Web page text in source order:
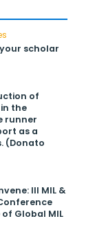
scholar
of
the
runner
as a
(Donato
III MIL &
Global MIL